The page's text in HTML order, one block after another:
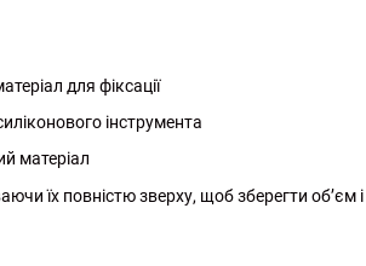
для фіксації
інструмента
матеріал
їх повністю зверху, щоб зберегти об’єм і